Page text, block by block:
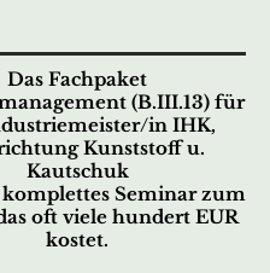
Das Fachpaket
(B.III.13) für
in IHK,
Kunststoff u.
Kautschuk
Seminar zum
oft viele hundert EUR
kostet.